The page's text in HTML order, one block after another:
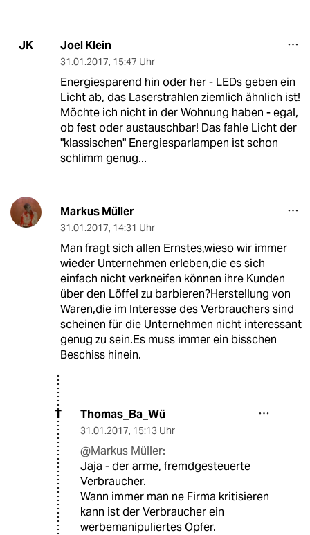
JK Joel Klein
31.01.2017, 15:47 Uhr
Energiesparend hin oder her - LEDs geben ein
Licht ab, das Laserstrahlen ziemlich ähnlich ist!
Möchte ich nicht in der Wohnung haben - egal,
ob fest oder austauschbar! Das fahle Licht der
"klassischen" Energiesparlampen ist schon
schlimm genug...
Markus Müller
31.01.2017, 14:31 Uhr
Man fragt sich allen Ernstes,wieso wir immer
wieder Unternehmen erleben,die es sich
einfach nicht verkneifen können ihre Kunden
über den Löffel zu barbieren?Herstellung von
Waren,die im Interesse des Verbrauchers sind
scheinen für die Unternehmen nicht interessant
genug zu sein.Es muss immer ein bisschen
Beschiss hinein.
T Thomas_Ba_Wü
31.01.2017, 15:13 Uhr
@Markus Müller:
Jaja - der arme, fremdgesteuerte
Verbraucher.
Wann immer man ne Firma kritisieren
kann ist der Verbraucher ein
werbemanipuliertes Opfer.